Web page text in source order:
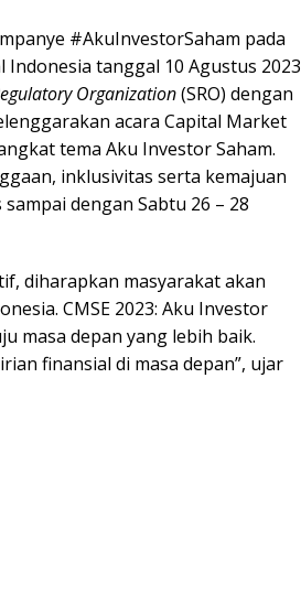
#AkuInvestorSaham pada
tanggal 10 Agustus 2023
Organization(SRO) dengan
acara Capital Market
tema Aku Investor Saham.
inklusivitas serta kemajuan
dengan Sabtu 26 – 28
diharapkan masyarakat akan
CMSE 2023: Aku Investor
masa depan yang lebih baik.
finansial di masa depan”, ujar